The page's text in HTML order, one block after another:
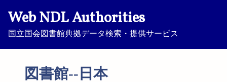
Web NDL Authorities
国立国会図書館典拠データ検索・提供サービス
図書館--日本